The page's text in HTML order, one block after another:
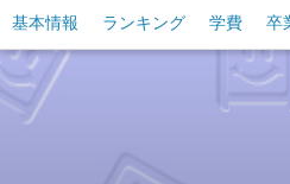
基本情報 ランキング 学費 卒